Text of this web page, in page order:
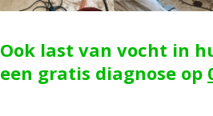
Ook last van vocht in
een gratis diagnose op